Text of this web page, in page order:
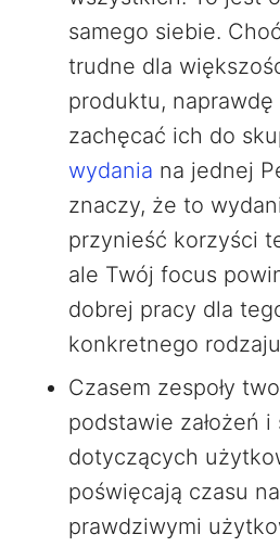
samego siebie.
trudne dla
produktu, naprawdę
zachęcać ich do
wydania na jednej
znaczy, że to
przynieść korzyści
ale Twój focus
dobrej pracy dla
konkretnego
Czasem zespoły
podstawie założeń
dotyczących
poświęcają czasu
prawdziwymi